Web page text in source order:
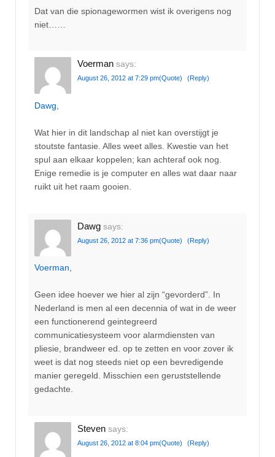
Dat van die spionagewormen wist ik overigens nog
niet……
Voerman says:
August 26, 2012 at 7:29 pm(Quote) (Reply)
Dawg
Wat hier in dit landschap al niet kan overstijgt je
stoutste fantasie. Alles weet alles. Kwestie van het
spul aan elkaar koppelen; kan achteraf ook nog.
Enige remedie is je computer en alles wat daar naar
ruikt uit het raam gooien.
Dawg says:
August 26, 2012 at 7:36 pm(Quote) (Reply)
Voerman
Geen idee hoever we hier al zijn “gevorderd”. In
Nederland is men al een decennia of wat in de weer
een functionerend geintegreerd
communicatiesysteem voor alarmdiensten van
pliesie, brandweer ed. op te zetten en voor zover ik
weet is dat nog steeds niet op een bevredigende
manier geregeld. Misschien een geruststellende
gedachte.
Steven says:
August 26, 2012 at 8:04 pm(Quote) (Reply)